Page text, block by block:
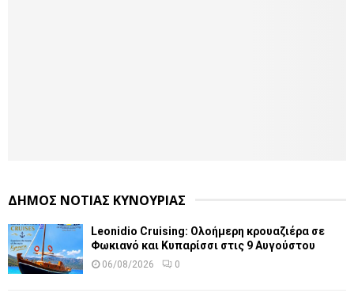
ΔΗΜΟΣ ΝΟΤΙΑΣ ΚΥΝΟΥΡΙΑΣ
Leonidio Cruising: Ολοήμερη κρουαζιέρα σε
Φωκιανό και Κυπαρίσσι στις 9 Αυγούστου
06/08/2026 0